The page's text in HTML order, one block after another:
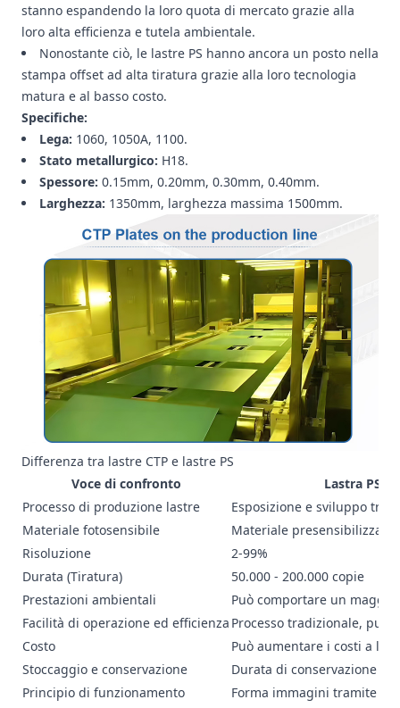
stanno espandendo la loro quota di mercato grazie alla
loro alta efficienza e tutela ambientale.
Nonostante ciò, le lastre PS hanno ancora un posto nella
stampa offset ad alta tiratura grazie alla loro tecnologia
matura e al basso costo.
Specifiche:
Lega: 1060, 1050A, 1100.
Stato metallurgico: H18.
Spessore: 0.15mm, 0.20mm, 0.30mm, 0.40mm.
Larghezza: 1350mm, larghezza massima 1500mm.
Differenza tra lastre CTP e lastre PS
Voce di confronto
Lastra PS
Processo di produzione lastre
Esposizione e sviluppo
Materiale fotosensibile
Materiale
Risoluzione
2-99%
Durata (Tiratura)
50.000 - 200.000 copie
Prestazioni ambientali
Può comportare un
Facilità di operazione ed efficienza Processo tradizionale, può
Costo
Può aumentare i costi a
Stoccaggio e conservazione
Durata di conservazione di
Principio di funzionamento
Forma immagini tramite